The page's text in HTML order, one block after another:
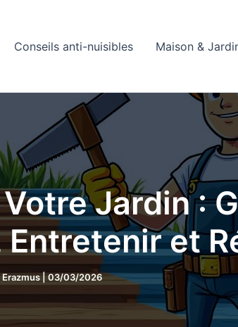
Conseils anti-nuisibles Maison &
Jardin :
et
Erazmus|03/03/2026